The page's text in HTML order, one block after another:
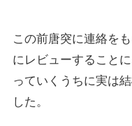
この前唐突に連絡を
にレビューすることに
っていくうちに実は
した。